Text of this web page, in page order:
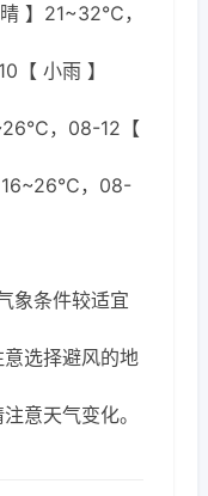
】21~32℃，
小雨 】
，08-12【
16~26℃，08-
象条件较适宜
选择避风的地
意天气变化。